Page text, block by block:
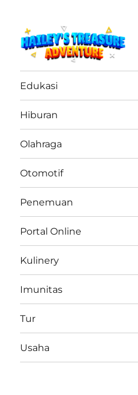
Edukasi
Hiburan
Olahraga
Otomotif
Penemuan
Portal Online
Kulinery
Imunitas
Tur
Usaha